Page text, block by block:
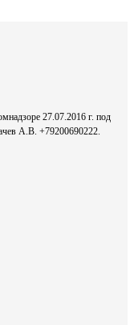
27.07.2016 г. под
А.В. +79200690222.